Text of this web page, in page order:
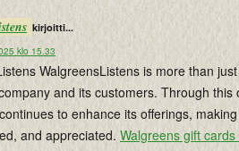
kirjoitti...
klo 15.33
WalgreensListens is more than
and its customers. Through this
to enhance its offerings,
and appreciated. Walgreens gift